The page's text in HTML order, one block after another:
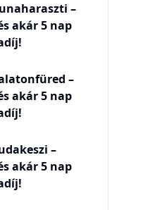
–
akár 5 nap
–
akár 5 nap
–
akár 5 nap